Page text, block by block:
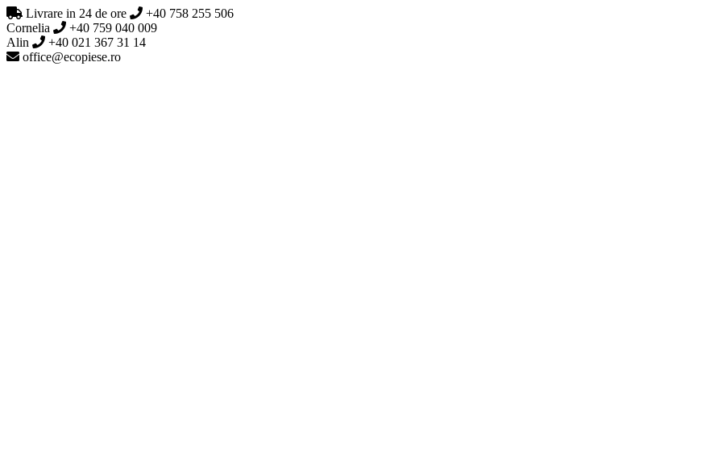
Livrare in 24 de ore
+40 758 255 506
Cornelia
+40 759 040 009
Alin
+40 021 367 31 14
office@ecopiese.ro